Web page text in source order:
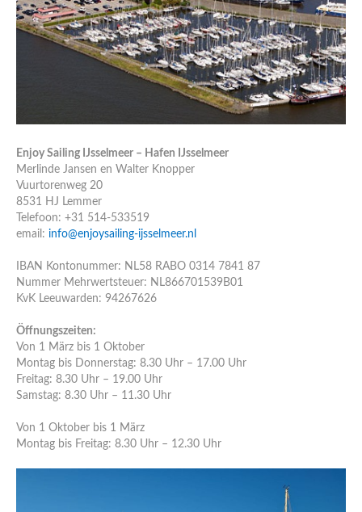
Enjoy Sailing IJsselmeer – Hafen IJsselmeer
Merlinde Jansen en Walter Knopper
Vuurtorenweg 20
8531 HJ Lemmer
Telefoon: +31 514-533519
email: info@enjoysailing-ijsselmeer.nl
IBAN Kontonummer: NL58 RABO 0314 7841 87
Nummer Mehrwertsteuer: NL866701539B01
KvK Leeuwarden: 94267626
Öffnungszeiten:
Von 1 März bis 1 Oktober
Montag bis Donnerstag: 8.30 Uhr – 17.00 Uhr
Freitag: 8.30 Uhr – 19.00 Uhr
Samstag: 8.30 Uhr – 11.30 Uhr
Von 1 Oktober bis 1 März
Montag bis Freitag: 8.30 Uhr – 12.30 Uhr